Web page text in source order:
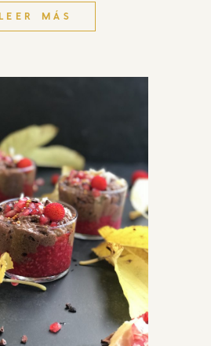
LEER MÁS